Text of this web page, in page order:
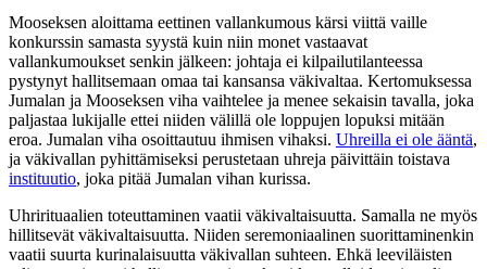
Mooseksen aloittama eettinen vallankumous kärsi viittä vaille
konkurssin samasta syystä kuin niin monet vastaavat
vallankumoukset senkin jälkeen: johtaja ei kilpailutilanteessa
pystynyt hallitsemaan omaa tai kansansa väkivaltaa. Kertomuksessa
Jumalan ja Mooseksen viha vaihtelee ja menee sekaisin tavalla, joka
paljastaa lukijalle ettei niiden välillä ole loppujen lopuksi mitään
eroa. Jumalan viha osoittautuu ihmisen vihaksi. Uhreilla ei ole ääntä,
ja väkivallan pyhittämiseksi perustetaan uhreja päivittäin toistava
instituutio, joka pitää Jumalan vihan kurissa.
Uhrirituaalien toteuttaminen vaatii väkivaltaisuutta. Samalla ne myös
hillitsevät väkivaltaisuutta. Niiden seremoniaalinen suorittaminenkin
vaatii suurta kurinalaisuutta väkivallan suhteen. Ehkä leeviläisten